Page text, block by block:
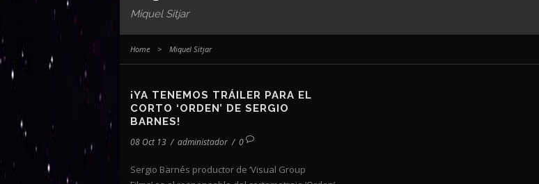
Miquel Sitjar
Home > Miquel Sitjar
¡YA TENEMOS TRÁILER PARA EL
CORTO ‘ORDEN’ DE SERGIO
BARNES!
08 Oct 13 / administador / 0
Sergio Barnés productor de ‘Visual Group